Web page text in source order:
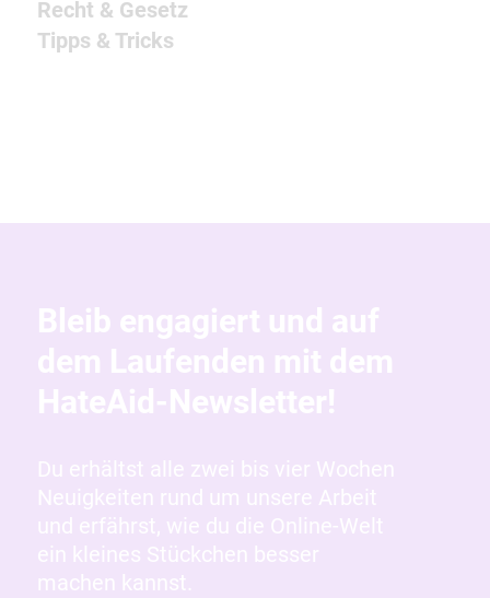
Recht & Gesetz
Tipps & Tricks
Bleib engagiert und auf
dem Laufenden mit dem
HateAid-Newsletter!
Du erhältst alle zwei bis vier Wochen
Neuigkeiten rund um unsere Arbeit
und erfährst, wie du die Online-Welt
ein kleines Stückchen besser
machen kannst.